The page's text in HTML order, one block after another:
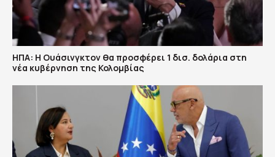
ΗΠΑ: H Ουάσινγκτον θα προσφέρει 1 δισ. δολάρια στη
νέα κυβέρνηση της Κολομβίας